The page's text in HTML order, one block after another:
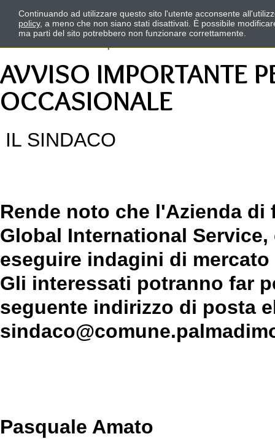
AVVISO IMPORTANTE
OCCASIONALE
IL SINDACO
Rende noto che l'Azienda
Global International
eseguire indagini di
Gli interessati potranno far
seguente indirizzo di posta
Pasquale Amato
Continuando ad utilizzare questo sito l'utente acconsente
policy, a meno che non siano stati disattivati. È possibile
ma parti del sito potrebbero non funzionare correttamente.